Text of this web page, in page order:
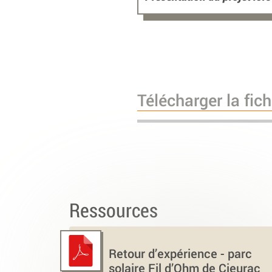
Télécharger la
Ressources
Retour d’expérience - parc
solaire Fil d’Ohm de Cieurac